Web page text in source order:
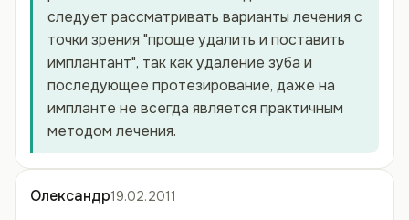
следует рассматривать варианты лечения с
точки зрения "проще удалить и поставить
имплантант", так как удаление зуба и
последующее протезирование, даже на
импланте не всегда является практичным
методом лечения.
Олександр19.02.2011